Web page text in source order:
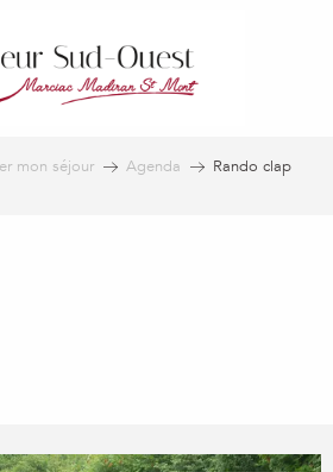
mon séjour Agenda Rando clap
favoris